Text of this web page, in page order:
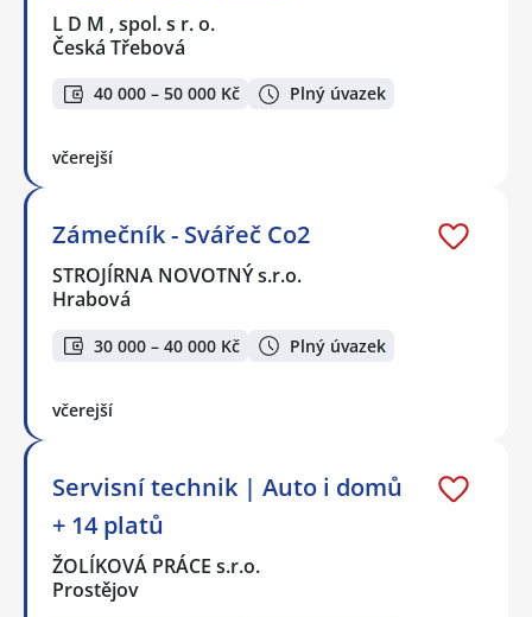
L D M , spol. s r. o.
Česká Třebová
40 000 – 50 000 Kč Plný úvazek
včerejší
Zámečník - Svářeč Co2
STROJÍRNA NOVOTNÝ s.r.o.
Hrabová
30 000 – 40 000 Kč Plný úvazek
včerejší
Servisní technik | Auto i domů
+ 14 platů
ŽOLÍKOVÁ PRÁCE s.r.o.
Prostějov